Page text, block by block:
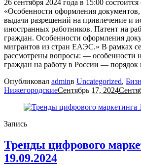
26 сентября 2024 года в 15:00
«Особенности оформления
выдачи разрешений на привлечение и
иностранных работников. Патент на
граждан. Особенности оформления
мигрантов из стран ЕАЭС.» В рамках
рассмотрены вопросы: — особенности
граждан на работу в России — порядок
Опубликовал adminв Uncategorized,
НижегородскиеСентябрь 17, 2024
Запись
Тренды цифрового
19.09.2024